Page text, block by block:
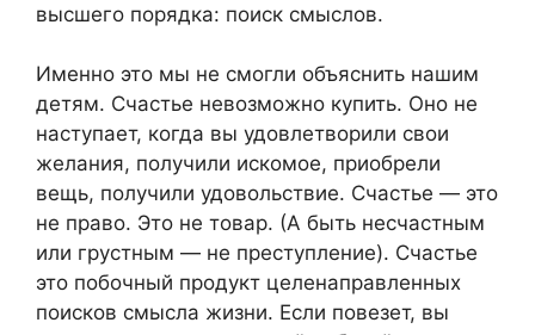
высшего порядка: поиск смыслов.
Именно это мы не смогли объяснить нашим
детям. Счастье невозможно купить. Оно не
наступает, когда вы удовлетворили свои
желания, получили искомое, приобрели
вещь, получили удовольствие. Счастье — это
не право. Это не товар. (А быть несчастным
или грустным — не преступление). Счастье
это побочный продукт целенаправленных
поисков смысла жизни. Если повезет, вы